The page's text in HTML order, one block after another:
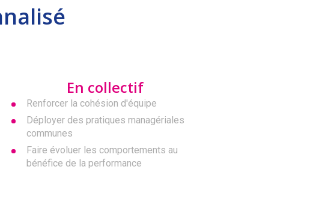
En collectif
Renforcer la cohésion d'équipe
Déployer des pratiques managériales
communes
Faire évoluer les comportements au
bénéfice de la performance